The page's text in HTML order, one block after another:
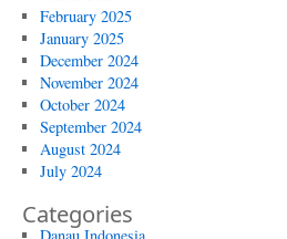
February 2025
January 2025
December 2024
November 2024
October 2024
September 2024
August 2024
July 2024
Categories